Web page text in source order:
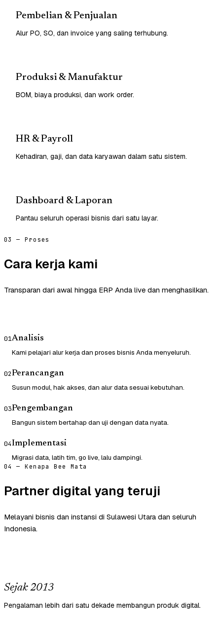
Pembelian & Penjualan
Alur PO, SO, dan invoice yang saling terhubung.
Produksi & Manufaktur
BOM, biaya produksi, dan work order.
HR & Payroll
Kehadiran, gaji, dan data karyawan dalam satu sistem.
Dashboard & Laporan
Pantau seluruh operasi bisnis dari satu layar.
03 — Proses
Cara kerja kami
Transparan dari awal hingga ERP Anda live dan menghasilkan.
01Analisis
Kami pelajari alur kerja dan proses bisnis Anda menyeluruh.
02Perancangan
Susun modul, hak akses, dan alur data sesuai kebutuhan.
03Pengembangan
Bangun sistem bertahap dan uji dengan data nyata.
04Implementasi
Migrasi data, latih tim, go live, lalu dampingi.
04 — Kenapa Bee Mata
Partner digital yang teruji
Melayani bisnis dan instansi di Sulawesi Utara dan seluruh
Indonesia.
Sejak 2013
Pengalaman lebih dari satu dekade membangun produk digital.